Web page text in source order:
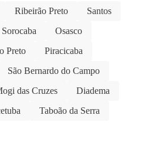
Ribeirão Preto
Santos
Sorocaba
Osasco
Preto
Piracicaba
São Bernardo do Campo
das Cruzes
Diadema
Taboão da Serra